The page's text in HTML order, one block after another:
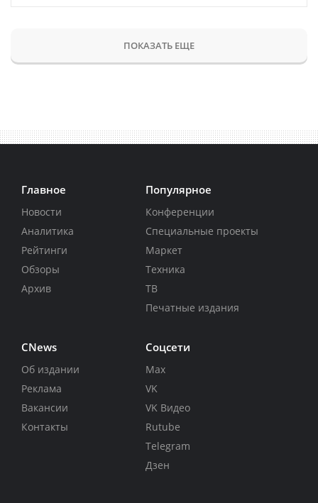
ПОКАЗАТЬ ЕЩЕ
Главное
Новости
Аналитика
Рейтинги
Обзоры
Архив
Популярное
Конференции
Специальные проекты
Маркет
Техника
ТВ
Печатные издания
CNews
Об издании
Реклама
Вакансии
Контакты
Соцсети
Max
VK
VK Видео
Rutube
Telegram
Дзен